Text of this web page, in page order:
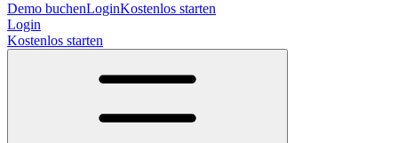
Demo buchenLoginKostenlos starten
Login
Kostenlos starten